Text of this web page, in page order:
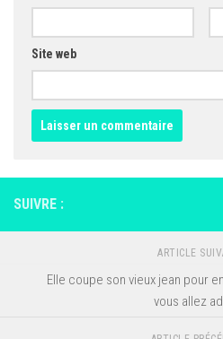
Site web
SUIVRE :
ARTICLE
Elle coupe son vieux jean pour
vous allez